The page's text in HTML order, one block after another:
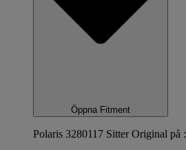
Öppna Fitment
Polaris 3280117 Sitter Original på :